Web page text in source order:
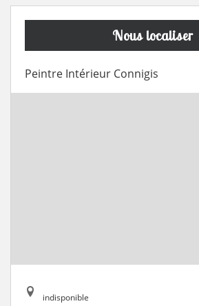
Nous localiser
Peintre Intérieur Connigis
indisponible